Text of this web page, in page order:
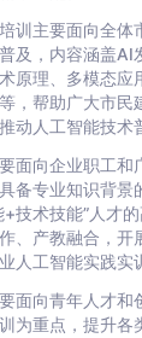
训主要面向全体
及，内容涵盖AI
原理、多模态应
，帮助广大市民
动人工智能技术
面向企业职工和
备专业知识背景
+技术技能”人才
、产教融合，开
人工智能实践实
面向青年人才和
为重点，提升各